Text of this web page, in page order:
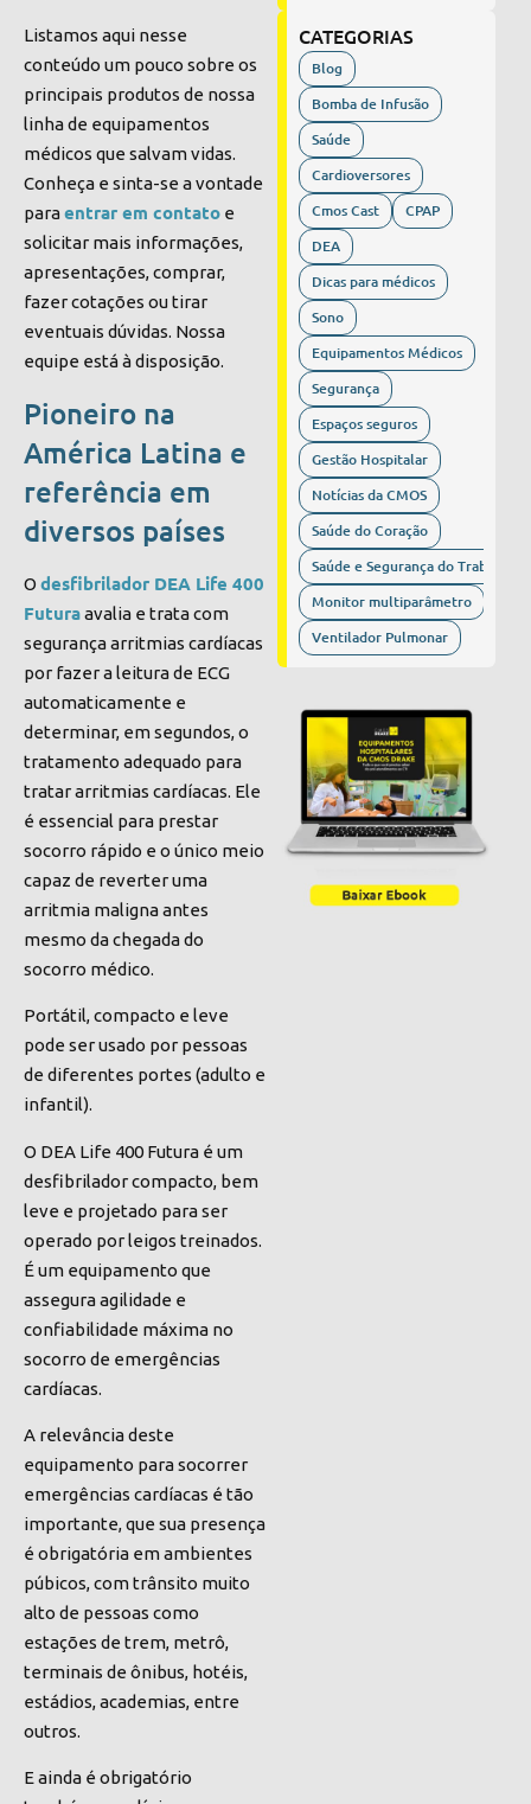
Listamos aqui nesse
conteúdo um pouco sobre os
principais produtos de nossa
linha de equipamentos
médicos que salvam vidas.
Conheça e sinta-se a vontade
paraentrar em contato e
solicitar mais informações,
apresentações, comprar,
fazer cotações ou tirar
eventuais dúvidas. Nossa
equipe está à disposição.
Pioneiro na
América Latina e
referência em
diversos países
O desfibrilador DEA Life 400
Futuraavalia e trata com
segurança arritmias cardíacas
por fazer a leitura de ECG
automaticamente e
determinar, em segundos, o
tratamento adequado para
tratar arritmias cardíacas. Ele
é essencial para prestar
socorro rápido e o único meio
capaz de reverter uma
arritmia maligna antes
mesmo da chegada do
socorro médico.
Portátil, compacto e leve
pode ser usado por pessoas
de diferentes portes (adulto e
infantil).
O DEA Life 400 Futura é um
desfibrilador compacto, bem
leve e projetado para ser
operado por leigos treinados.
É um equipamento que
assegura agilidade e
confiabilidade máxima no
socorro de emergências
cardíacas.
A relevância deste
equipamento para socorrer
emergências cardíacas é tão
importante, que sua presença
é obrigatória em ambientes
púbicos, com trânsito muito
alto de pessoas como
estações de trem, metrô,
terminais de ônibus, hotéis,
estádios, academias, entre
outros.
E ainda é obrigatório
CATEGORIAS
Blog
Bomba de Infusão
Saúde
Cardioversores
Cmos Cast
CPAP
DEA
Dicas para médicos
Sono
Equipamentos Médicos
Segurança
Espaços seguros
Gestão Hospitalar
Notícias da CMOS
Saúde do Coração
Saúde e Segurança do Trabalho
Monitor multiparâmetro
Ventilador Pulmonar